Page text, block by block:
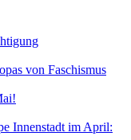
von Faschismus
Innenstadt im April: